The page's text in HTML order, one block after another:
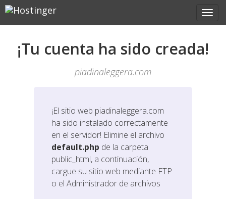
¡Tu cuenta ha sido creada!
piadinaleggera.com
¡El sitio web piadinaleggera.com
ha sido instalado correctamente
en el servidor! Elimine el archivo
default.php de la carpeta
public_html, a continuación,
cargue su sitio web mediante FTP
o el Administrador de archivos